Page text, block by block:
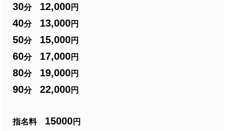
30分 12,000円
40分 13,000円
50分 15,000円
60分 17,000円
80分 19,000円
90分 22,000円
指名料 15000円